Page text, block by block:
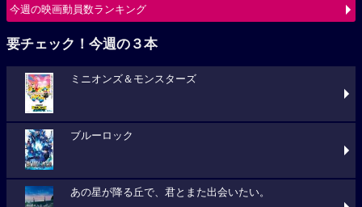
今週の映画動員数ランキング
要チェック！今週の３本
ミニオンズ＆モンスターズ
ブルーロック
あの星が降る丘で、君とまた出会いたい。